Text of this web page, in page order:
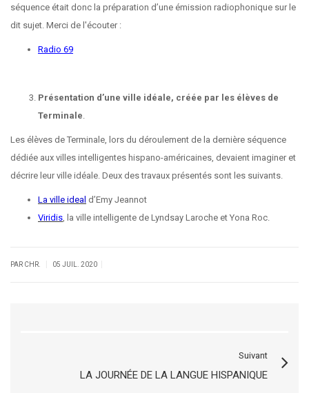
séquence était donc la préparation d’une émission radiophonique sur le
dit sujet. Merci de l'écouter :
Radio 69
Présentation d’une ville idéale, créée par les élèves de
Terminale.
Les élèves de Terminale, lors du déroulement de la dernière séquence
dédiée aux villes intelligentes hispano-américaines, devaient imaginer et
décrire leur ville idéale. Deux des travaux présentés sont les suivants.
La ville ideal d’Emy Jeannot
Viridis, la ville intelligente de Lyndsay Laroche et Yona Roc.
PAR CHR. 05 JUIL. 2020
Suivant
LA JOURNÉE DE LA LANGUE HISPANIQUE